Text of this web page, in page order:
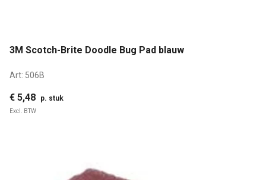
3M Scotch-Brite Doodle Bug Pad blauw
Art: 506B
€ 5,48 p. stuk
Excl. BTW